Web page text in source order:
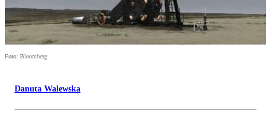
Foto: Bloomberg
Danuta Walewska